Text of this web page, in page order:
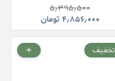
۵٫۳۹۵٫۵۰۰
۴٫۸۵۶٫۰۰۰ تومان
تخفیف